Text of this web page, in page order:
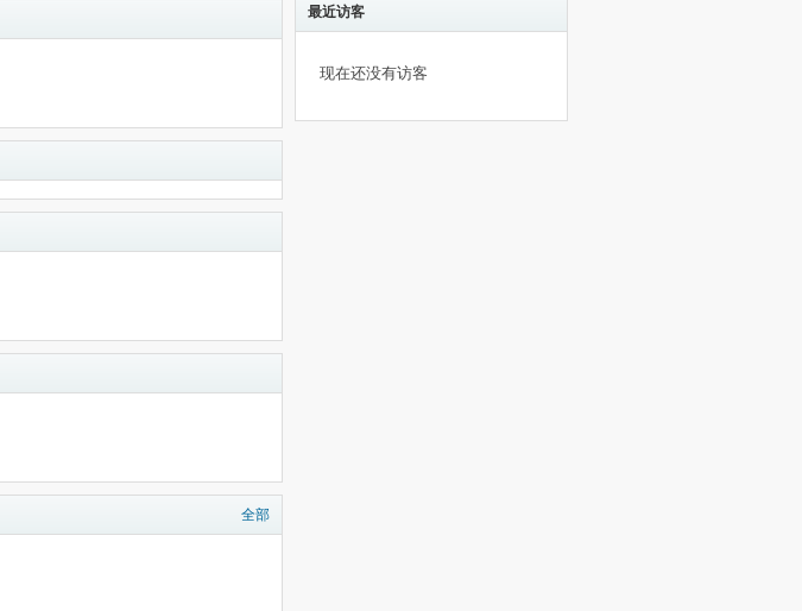
全部
最近访客
现在还没有访客